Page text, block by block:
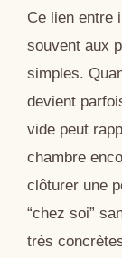
Ce lien entre
souvent aux
simples.
devient
vide peut
chambre
clôturer une
“chez soi”
très